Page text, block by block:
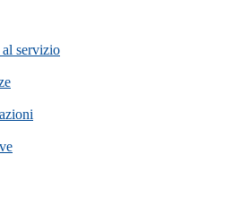
al servizio